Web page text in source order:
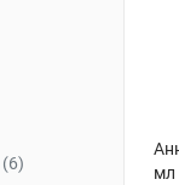
(6)
мл